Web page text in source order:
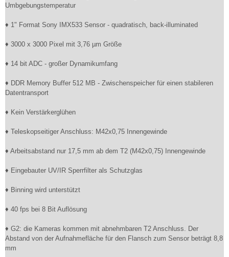
Umbgebungstemperatur
♦ 1" Format Sony IMX533 Sensor - quadratisch, back-illuminated
♦ 3000 x 3000 Pixel mit 3,76 µm Größe
♦ 14 bit ADC - großer Dynamikumfang
♦ DDR Memory Buffer 512 MB - Zwischenspeicher für einen stabileren
Datentransport
♦ Kein Verstärkerglühen
♦ Teleskopseitiger Anschluss: M42x0,75 Innengewinde
♦ Arbeitsabstand nur 17,5 mm ab dem T2 (M42x0,75) Innengewinde
♦ Eingebauter UV/IR Sperrfilter als Schutzglas
♦ Binning wird unterstützt
♦ 40 fps bei 8 Bit Auflösung
♦ G2: die Kameras kommen mit abnehmbaren T2 Anschluss. Der
Abstand von der Aufnahmefläche für den Flansch zum Sensor beträgt 8,8
mm